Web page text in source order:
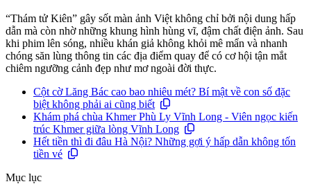
“Thám tử Kiên” gây sốt màn ảnh Việt không chỉ bởi nội dung hấp
dẫn mà còn nhờ những khung hình hùng vĩ, đậm chất điện ảnh. Sau
khi phim lên sóng, nhiều khán giả không khỏi mê mẩn và nhanh
chóng săn lùng thông tin các địa điểm quay để có cơ hội tận mắt
chiêm ngưỡng cảnh đẹp như mơ ngoài đời thực.
Cột cờ Lăng Bác cao bao nhiêu mét? Bí mật về con số đặc
biệt không phải ai cũng biết
Khám phá chùa Khmer Phù Ly Vĩnh Long - Viên ngọc kiến
trúc Khmer giữa lòng Vĩnh Long
Hết tiền thì đi đâu Hà Nội? Những gợi ý hấp dẫn không tốn
tiền vé
Mục lục